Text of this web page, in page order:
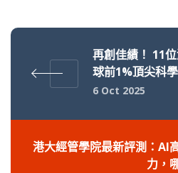
再創佳績！ 11
球前1%頂尖科
6 Oct 2025
港大經管學院最新評測：AI
力，